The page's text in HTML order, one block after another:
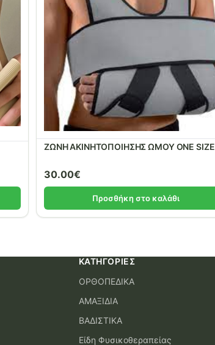
ΖΩΝΗ ΑΚΙΝΗΤΟΠΟΙΗΣΗΣ ΩΜΟΥ ONE SIZE
30.00€
Προσθήκη στο καλάθι
ΚΑΤΗΓΟΡΊΕΣ
ΟΡΘΟΠΕΔΙΚΑ
ΑΜΑΞΙΔΙΑ
ΒΑΔΙΣΤΙΚΑ
Είδη Φυσικοθεραπείας